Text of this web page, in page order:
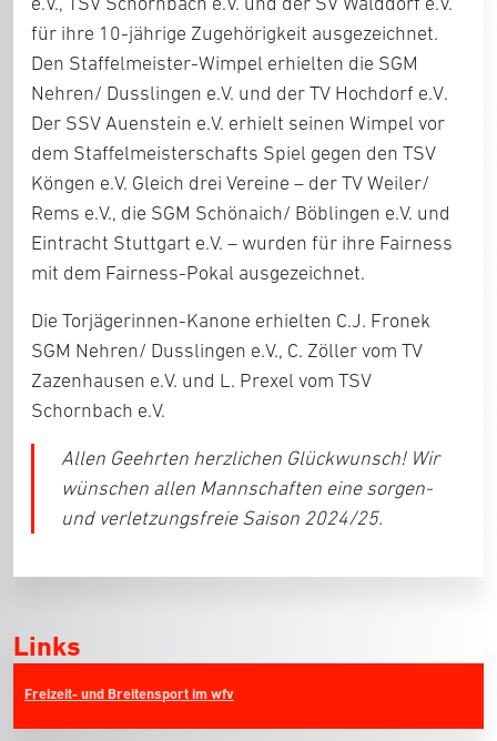
für ihre 10-jährige Zugehörigkeit ausgezeichnet.
Den Staffelmeister-Wimpel erhielten die SGM
Nehren/ Dusslingen e.V. und der TV Hochdorf e.V.
Der SSV Auenstein e.V. erhielt seinen Wimpel vor
dem Staffelmeisterschafts Spiel gegen den TSV
Köngen e.V. Gleich drei Vereine – der TV Weiler/
Rems e.V., die SGM Schönaich/ Böblingen e.V. und
Eintracht Stuttgart e.V. – wurden für ihre Fairness
mit dem Fairness-Pokal ausgezeichnet.
Die Torjägerinnen-Kanone erhielten C.J. Fronek
SGM Nehren/ Dusslingen e.V., C. Zöller vom TV
Zazenhausen e.V. und L. Prexel vom TSV
Schornbach e.V.
Allen Geehrten herzlichen Glückwunsch! Wir
wünschen allen Mannschaften eine sorgen-
und verletzungsfreie Saison 2024/25.
Links
Freizeit- und Breitensport im wfv